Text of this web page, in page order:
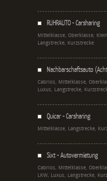
RUHRAUTO - Carsharing
Mittelklasse, Oberklasse,
Langstrecke, Kurzstrecke
Nachbarschaftsauto
Cabrios, Mittelklasse,
Luxus, Langstrecke,
Quicar - Carsharing
Mittelklasse, Langstrecke,
Sixt - Autovermietung
Cabrios, Mittelklasse,
LKW, Luxus, Langstrecke,